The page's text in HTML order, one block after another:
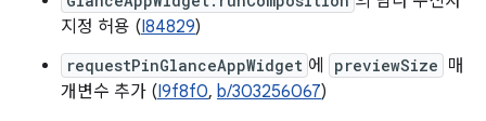
지정 허용 (I84829)
requestPinGlanceAppWidget 에 previewSize 매
개변수 추가 (I9f8f0, b/303256067)